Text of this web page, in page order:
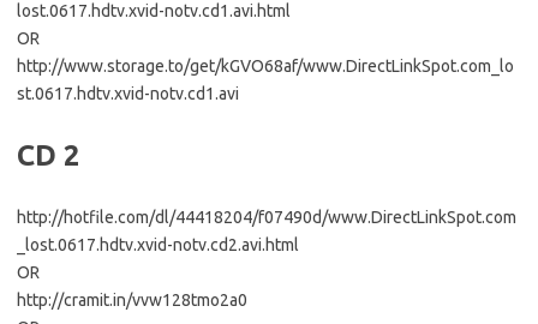
lost.0617.hdtv.xvid-notv.cd1.avi.html
OR
http://www.storage.to/get/kGVO68af/www.DirectLinkSpot.com_lo
st.0617.hdtv.xvid-notv.cd1.avi
CD 2
http://hotfile.com/dl/44418204/f07490d/www.DirectLinkSpot.com
_lost.0617.hdtv.xvid-notv.cd2.avi.html
OR
http://cramit.in/vvw128tmo2a0